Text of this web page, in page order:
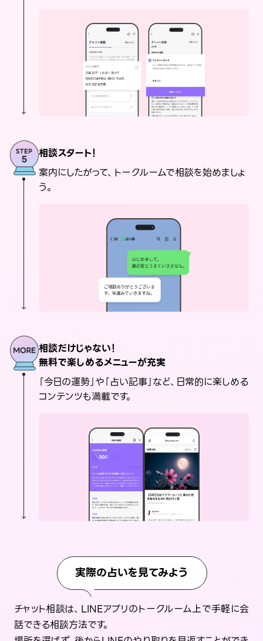
相談スタート！
案内にしたがって、トークルームで相談を始めましょ
う。
相談だけじゃない！
無料で楽しめるメニューが充実
「今日の運勢」や「占い記事」など、日常的に楽しめる
コンテンツも満載です。
実際の占いを見てみよう
チャット相談は、LINEアプリのトークルーム上で手軽に会
話できる相談方法です。